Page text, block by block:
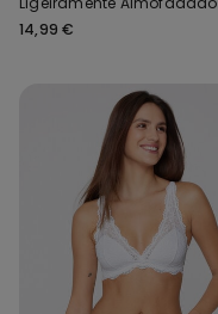
Renda Reciclada Wien
14,99 €